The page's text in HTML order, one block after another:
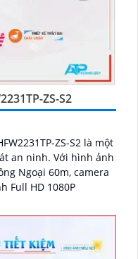
ZS-S2
ZS-S2 là một
Với hình ảnh
Ngoại 60m, camera
Full HD 1080P